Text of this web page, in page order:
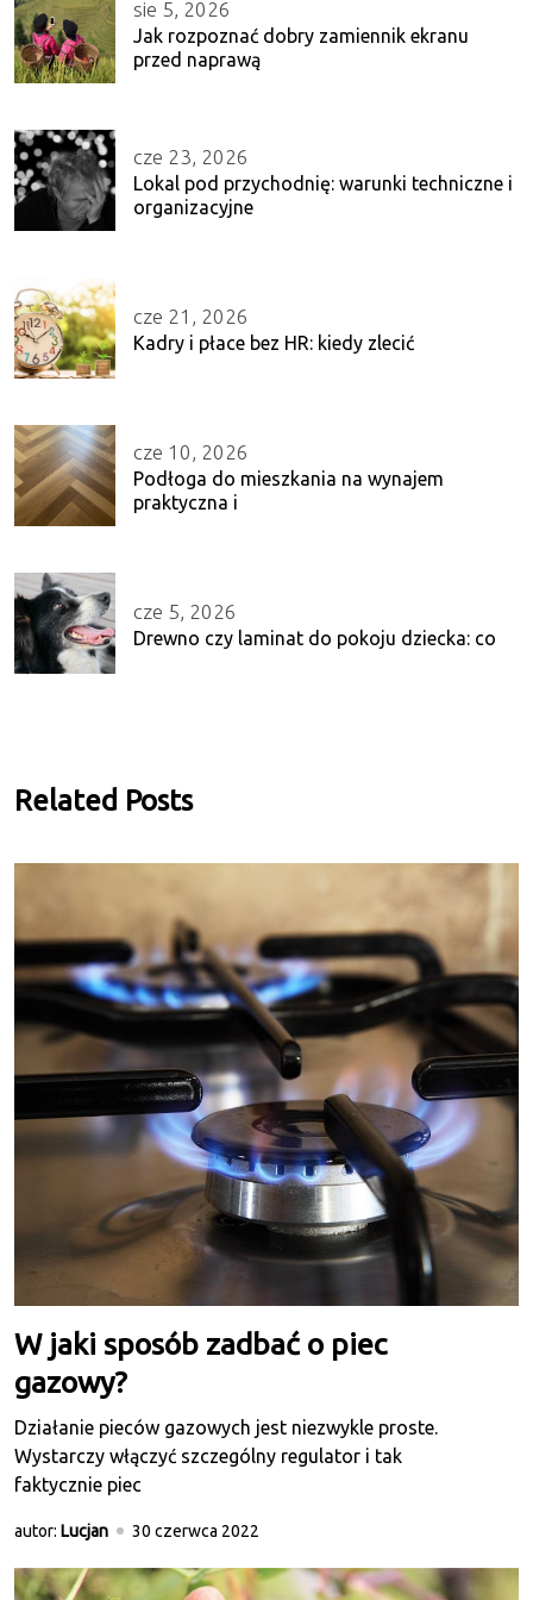
sie 5, 2026
Jak rozpoznać dobry zamiennik ekranu
przed naprawą
cze 23, 2026
Lokal pod przychodnię: warunki techniczne i
organizacyjne
cze 21, 2026
Kadry i płace bez HR: kiedy zlecić
cze 10, 2026
Podłoga do mieszkania na wynajem
praktyczna i
cze 5, 2026
Drewno czy laminat do pokoju dziecka: co
Related Posts
W jaki sposób zadbać o piec
gazowy?
Działanie pieców gazowych jest niezwykle proste.
Wystarczy włączyć szczególny regulator i tak
faktycznie piec
autor: Lucjan 30 czerwca 2022